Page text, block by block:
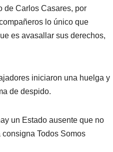
de Carlos Casares, por
lo único que
es avasallar sus derechos,
iniciaron una huelga y
de despido.
un Estado ausente que no
Todos Somos